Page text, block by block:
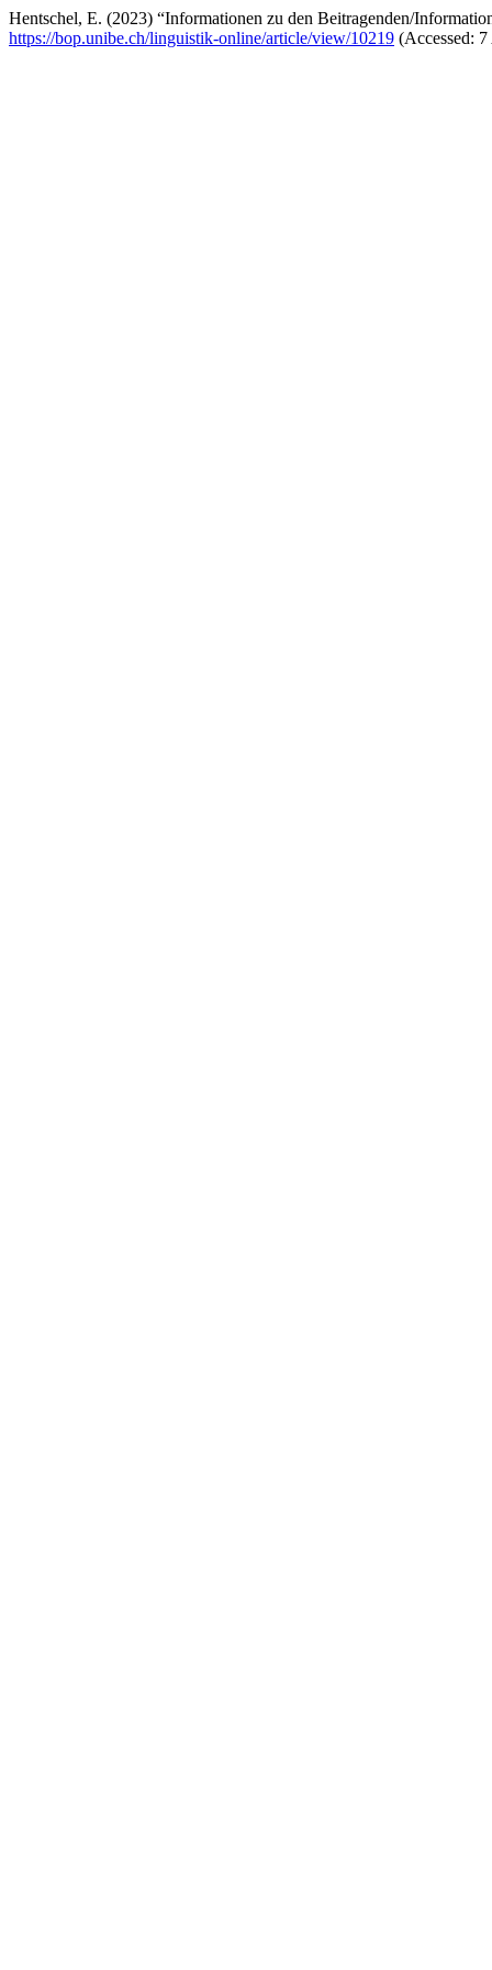
Hentschel, E. (2023) “Informationen zu den Beitragenden/
https://bop.unibe.ch/linguistik-online/article/view/10219 (Accessed: